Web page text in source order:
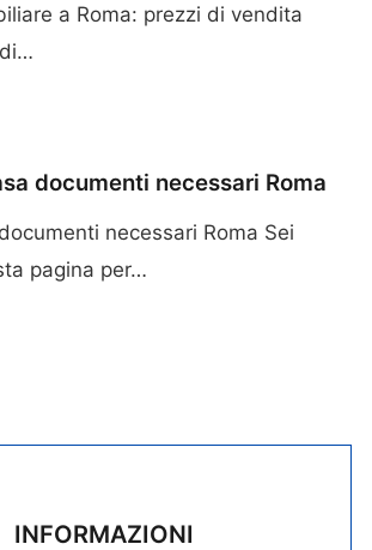
a Roma: prezzi di vendita
documenti necessari Roma
necessari Roma Sei
pagina per…
INFORMAZIONI